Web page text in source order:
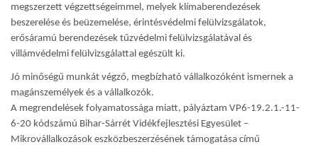
megszerzett végzettségeimmel, melyek klímaberendezések
beszerelése és beüzemelése, érintésvédelmi felülvizsgálatok,
erősáramú berendezések tűzvédelmi felülvizsgálatával és
villámvédelmi felülvizsgálattal egészült ki.
Jó minőségű munkát végző, megbízható vállalkozóként ismernek a
magánszemélyek és a vállalkozók.
A megrendelések folyamatossága miatt, pályáztam VP6-19.2.1.-11-
6-20 kódszámú Bihar-Sárrét Vidékfejlesztési Egyesület –
Mikrovállalkozások eszközbeszerzésének támogatása című